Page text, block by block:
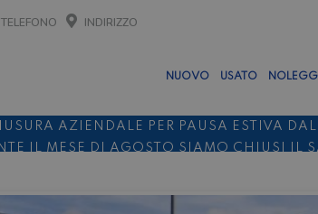
TELEFONO INDIRIZZO
NUOVO USATO
AZIENDALE PER PAUSA ESTIVA
IL MESE DI AGOSTO SIAMO CHIUSI IL